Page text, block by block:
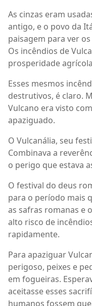
As cinzas eram
antigo, e o povo da
paisagem para ver
Os incêndios de
prosperidade
Esses mesmos
destrutivos, é claro.
Vulcano era visto
apaziguado.
O Vulcanália, seu
Combinava a
o perigo que estava
O festival do deus
para o período mais
as safras romanas e
alto risco de
rapidamente.
Para apaziguar
perigoso, peixes e
em fogueiras.
aceitasse esses
humanos fossem